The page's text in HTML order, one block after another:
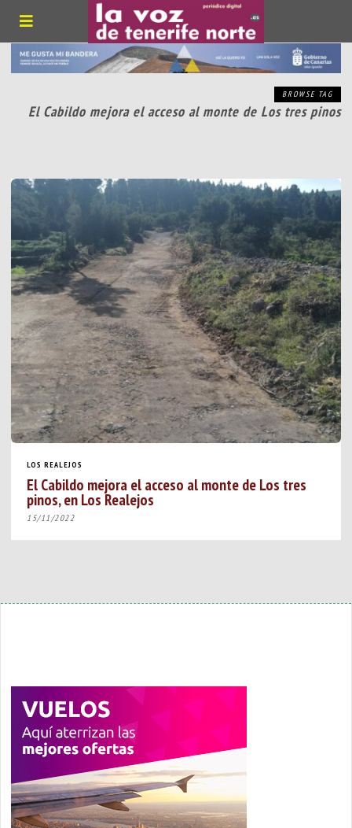
BROWSE TAG
El Cabildo mejora el acceso al monte de Los tres pinos
LOS REALEJOS
El Cabildo mejora el acceso al monte de Los tres
pinos, en Los Realejos
15/11/2022